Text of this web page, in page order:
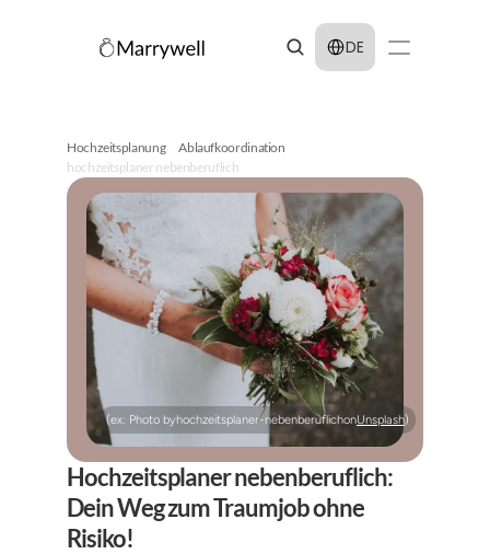
Select Language
DE
Hochzeitsplanung
Ablaufkoordination
hochzeitsplaner nebenberuflich
(ex: Photo byhochzeitsplaner-nebenberuflichonUnsplash)
Hochzeitsplaner nebenberuflich:
Dein Weg zum Traumjob ohne
Risiko!